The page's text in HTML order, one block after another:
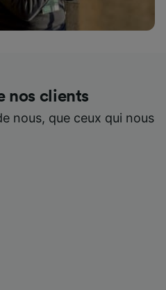
nos clients
nous, que ceux qui nous